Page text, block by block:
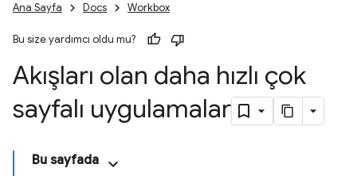
Ana Sayfa Docs Workbox
Bu size yardımcı oldu mu?
Akışları olan daha hızlı çok
sayfalı uygulamalar
Bu sayfada